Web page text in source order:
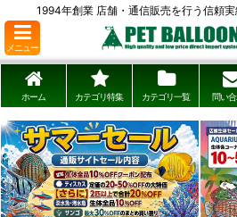
1994年創業 店舗・通信販売を行う信頼
メニュー
ホーム カテゴリ特集 カテゴリ一覧 問い